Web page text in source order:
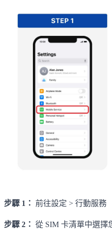
步驟 1： 前往設定 > 行動服務
步驟 2： 從 SIM 卡清單中選擇